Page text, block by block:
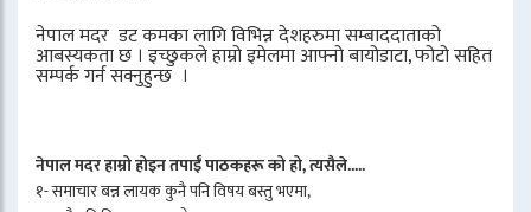
नेपाल मदर डट कमका लागि विभिन्न देशहरुमा सम्बाददाताको
आबस्यकता छ । इच्छुकले हाम्रो इमेलमा आफ्नो बायोडाटा, फोटो सहित
सम्पर्क गर्न सक्नुहुन्छ ।
नेपाल मदर हाम्रो होइन तपाईँ पाठकहरू को हो, त्यसैले.....
१- समाचार बन्न लायक कुनै पनि विषय बस्तु भएमा,